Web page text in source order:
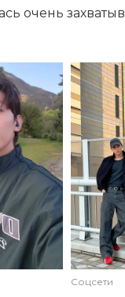
очень
Соцсети